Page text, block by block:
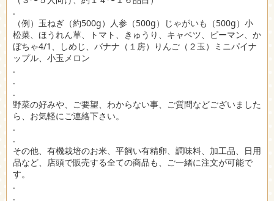
.
（例）玉ねぎ（約500g）人参（500g）じゃがいも（500g）小
松菜、ほうれん草、トマト、きゅうり、キャベツ、ピーマン、か
ぼちゃ4/1、しめじ、バナナ（１房）りんご（２玉）ミニパイナ
ップル、小玉メロン
.
.
.
野菜の好みや、ご要望、わからない事、ご質問などございました
ら、お気軽にご連絡下さい。
.
.
その他、有機栽培のお米、平飼い有精卵、調味料、加工品、日用
品など、店頭で販売する全ての商品も、ご一緒に注文が可能で
す。
.
.